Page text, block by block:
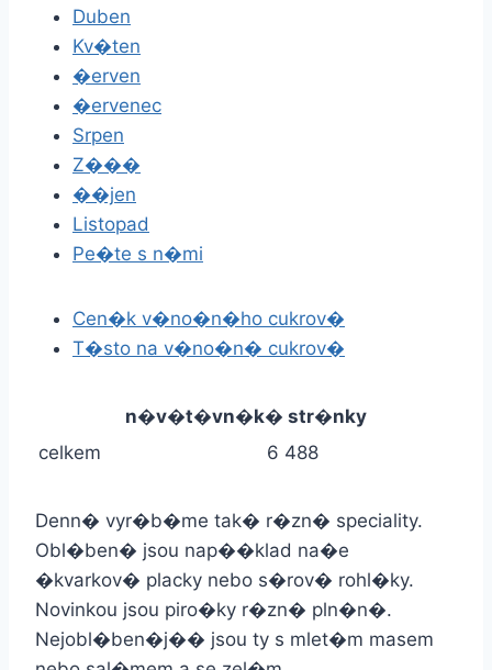
Duben
Kv�ten
�erven
�ervenec
Srpen
Z���
��jen
Listopad
Pe�te s n�mi
Cen�k v�no�n�ho cukrov�
T�sto na v�no�n� cukrov�
n�v�t�vn�k� str�nky
celkem
6 488
Denn� vyr�b�me tak� r�zn� speciality.
Obl�ben� jsou nap��klad na�e
�kvarkov� placky nebo s�rov� rohl�ky.
Novinkou jsou piro�ky r�zn� pln�n�.
Nejobl�ben�j�� jsou ty s mlet�m masem